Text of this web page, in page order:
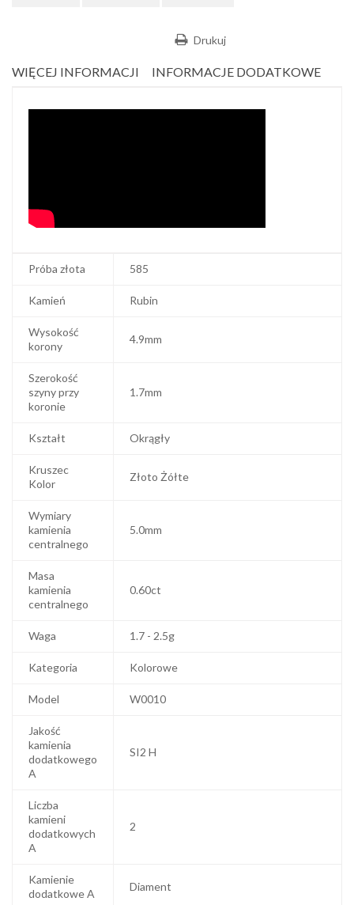
Drukuj
WIĘCEJ INFORMACJI INFORMACJE DODATKOWE
Próba złota 585
Kamień Rubin
Wysokość
korony
4.9mm
Szerokość
szyny przy
koronie
1.7mm
Kształt Okrągły
Kruszec
Kolor
Złoto Żółte
Wymiary
kamienia
centralnego
5.0mm
Masa
kamienia
centralnego
0.60ct
Waga 1.7 - 2.5g
Kategoria Kolorowe
Model W0010
Jakość
kamienia
dodatkowego
A
SI2 H
Liczba
kamieni
dodatkowych
A
2
Kamienie
dodatkowe A
Diament